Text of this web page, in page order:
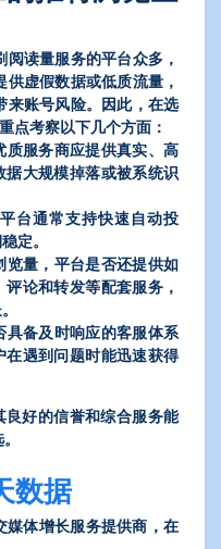
读量服务的平台众多，
虚假数据或低质流量，
账号风险。因此，在选
点考察以下几个方面：
质服务商应提供真实、高
大规模掉落或被系统识
平台通常支持快速自动投
定。
览量，平台是否还提供如
论和转发等配套服务，
具备及时响应的客服体系
遇到问题时能迅速获得
好的信誉和综合服务能
数据
体增长服务提供商，在